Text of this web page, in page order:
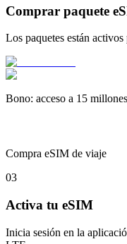
Comprar paquete
Los paquetes están activos
Bono: acceso a 15
Compra eSIM de viaje
03
Activa tu eSIM
Inicia sesión en la